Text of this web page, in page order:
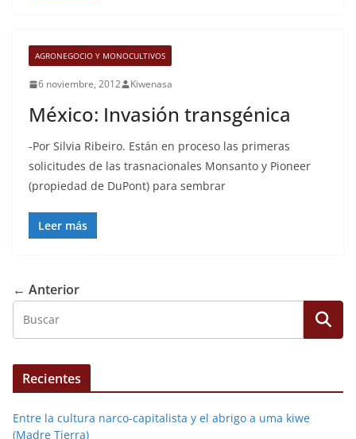
AGRONEGOCIO Y MONOCULTIVOS
6 noviembre, 2012 Kiwenasa
México: Invasión transgénica
-Por Silvia Ribeiro. Están en proceso las primeras
solicitudes de las trasnacionales Monsanto y Pioneer
(propiedad de DuPont) para sembrar
Leer más
← Anterior
Recientes
Entre la cultura narco-capitalista y el abrigo a uma kiwe
(Madre Tierra)